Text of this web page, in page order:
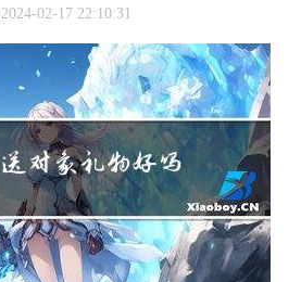
2024-02-17 22:10:31